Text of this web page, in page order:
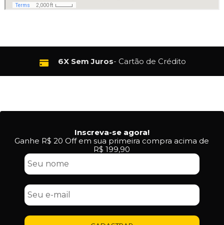
6X Sem Juros- Cartão de Crédito
10% de Desconto
- Pix e Boleto - Exceto Vans e Especiais
Inscreva-se agora!
Ganhe R$ 20 Off em sua primeira compra acima de
R$ 199,90